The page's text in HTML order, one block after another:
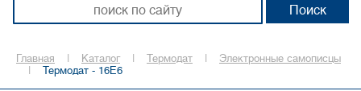
Главная Каталог Термодат
Электронные самописцы
Термодат - 16Е6